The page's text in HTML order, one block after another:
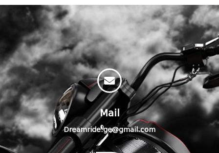
Mail
Dreamride.ge@gmail.com